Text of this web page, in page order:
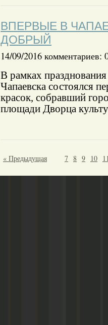
ВПЕРВЫЕ В
ДОБРЫЙ
14/09/2016 комментариев:
В рамках
Чапаевска состоялся
красок, собравший
площади Дворца
« Предыдущая 7 8 9 10